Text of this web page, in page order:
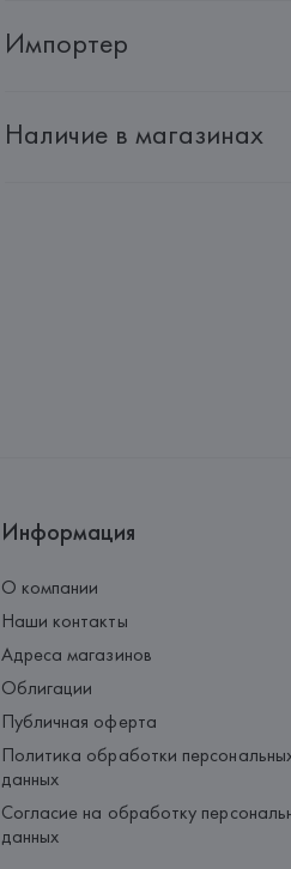
Импортер
Адрес: Республика Беларусь,
Наличие в магазинах
Информация
О компании
Наши контакты
Адреса магазинов
Облигации
Публичная оферта
Политика обработки
данных
Согласие на обработку
данных